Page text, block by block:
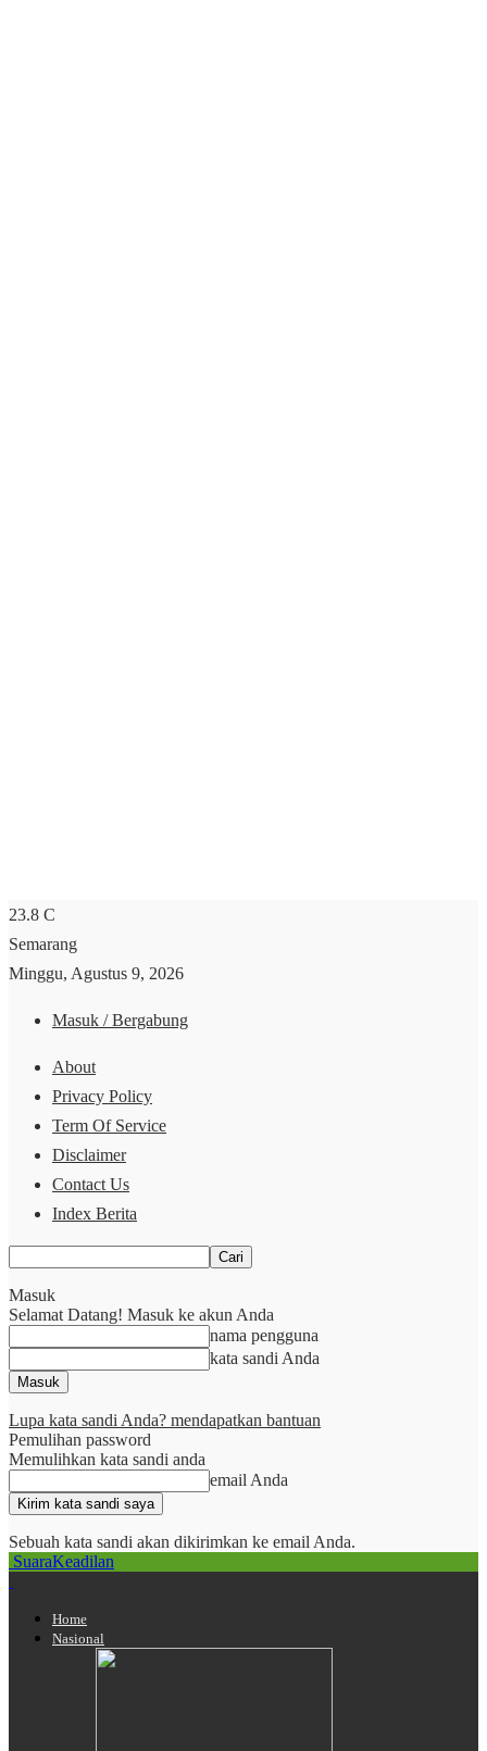
23.8 C
Semarang
Minggu, Agustus 9, 2026
Masuk / Bergabung
About
Privacy Policy
Term Of Service
Disclaimer
Contact Us
Index Berita
Masuk
Selamat Datang! Masuk ke akun Anda
nama pengguna
kata sandi Anda
Lupa kata sandi Anda? mendapatkan bantuan
Pemulihan password
Memulihkan kata sandi anda
email Anda
Sebuah kata sandi akan dikirimkan ke email Anda.
SuaraKeadilan
Home
Nasional